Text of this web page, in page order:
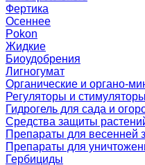
Фертика
Осеннее
Pokon
Жидкие
Биоудобрения
Лигногумат
Органические и органо-
Регуляторы и
Гидрогель для сада и
Средства защиты
Препараты для весенней
Препараты для
Гербициды